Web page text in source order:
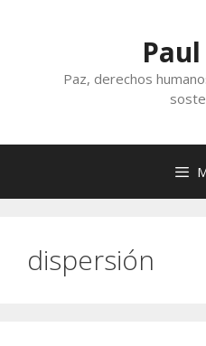
Paz, derechos
dispersión